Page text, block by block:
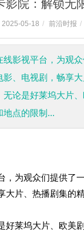
影院：解锁无
2025-05-18 / 前沿时报 /
影视平台，为观
、电视剧，畅享
论是好莱坞大片
地点的限制...
，为观众们提供了
大片、热播剧集的
好莱坞大片、欧美